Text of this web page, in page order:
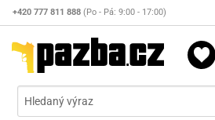
+420 777 811 888 (Po - Pá: 9:00 - 17:00)